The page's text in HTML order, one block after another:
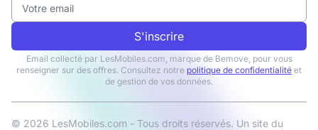
S'inscrire
Email collecté par LesMobiles.com, marque de Bemove, pour vous
renseigner sur des offres. Consultez notre politique de confidentialité et
de gestion de vos données.
© 2026 LesMobiles.com - Tous droits réservés. Un site du